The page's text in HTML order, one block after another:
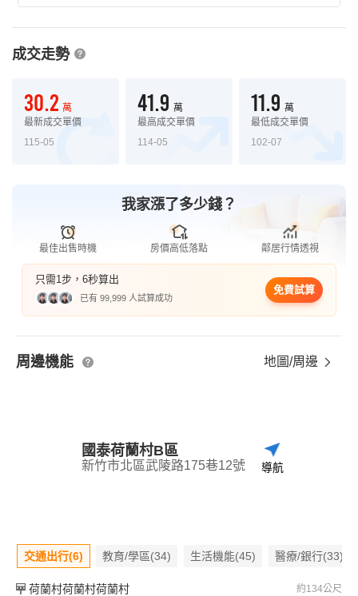
成交走勢
30.2 萬
最新成交單價
115-05
41.9 萬
最高成交單價
114-05
11.9 萬
最低成交單價
102-07
我家漲了多少錢？
最佳出售時機 房價高低落點 鄰居行情透視
只需1步，6秒算出
已有 99,999 人試算成功
免費試算
周邊機能 地圖/周邊
國泰荷蘭村B區
新竹市北區武陵路175巷12號 導航
交通出行(6) 教育/學區(34) 生活機能(45) 醫療/銀行(33)
荷蘭村荷蘭村荷蘭村 約134公尺